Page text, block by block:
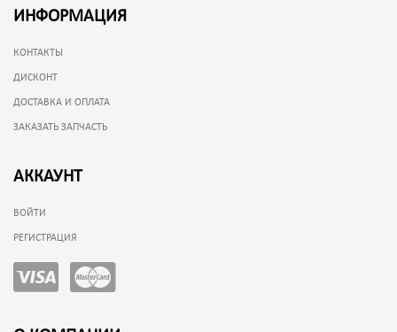
ИНФОРМАЦИЯ
КОНТАКТЫ
ДИСКОНТ
ДОСТАВКА И ОПЛАТА
ЗАКАЗАТЬ ЗАПЧАСТЬ
АККАУНТ
ВОЙТИ
РЕГИСТРАЦИЯ